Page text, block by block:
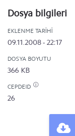
Dosya bilgileri
EKLENME TARIHI
09.11.2008 - 22:17
DOSYA BOYUTU
366 KB
CEPDEID
26